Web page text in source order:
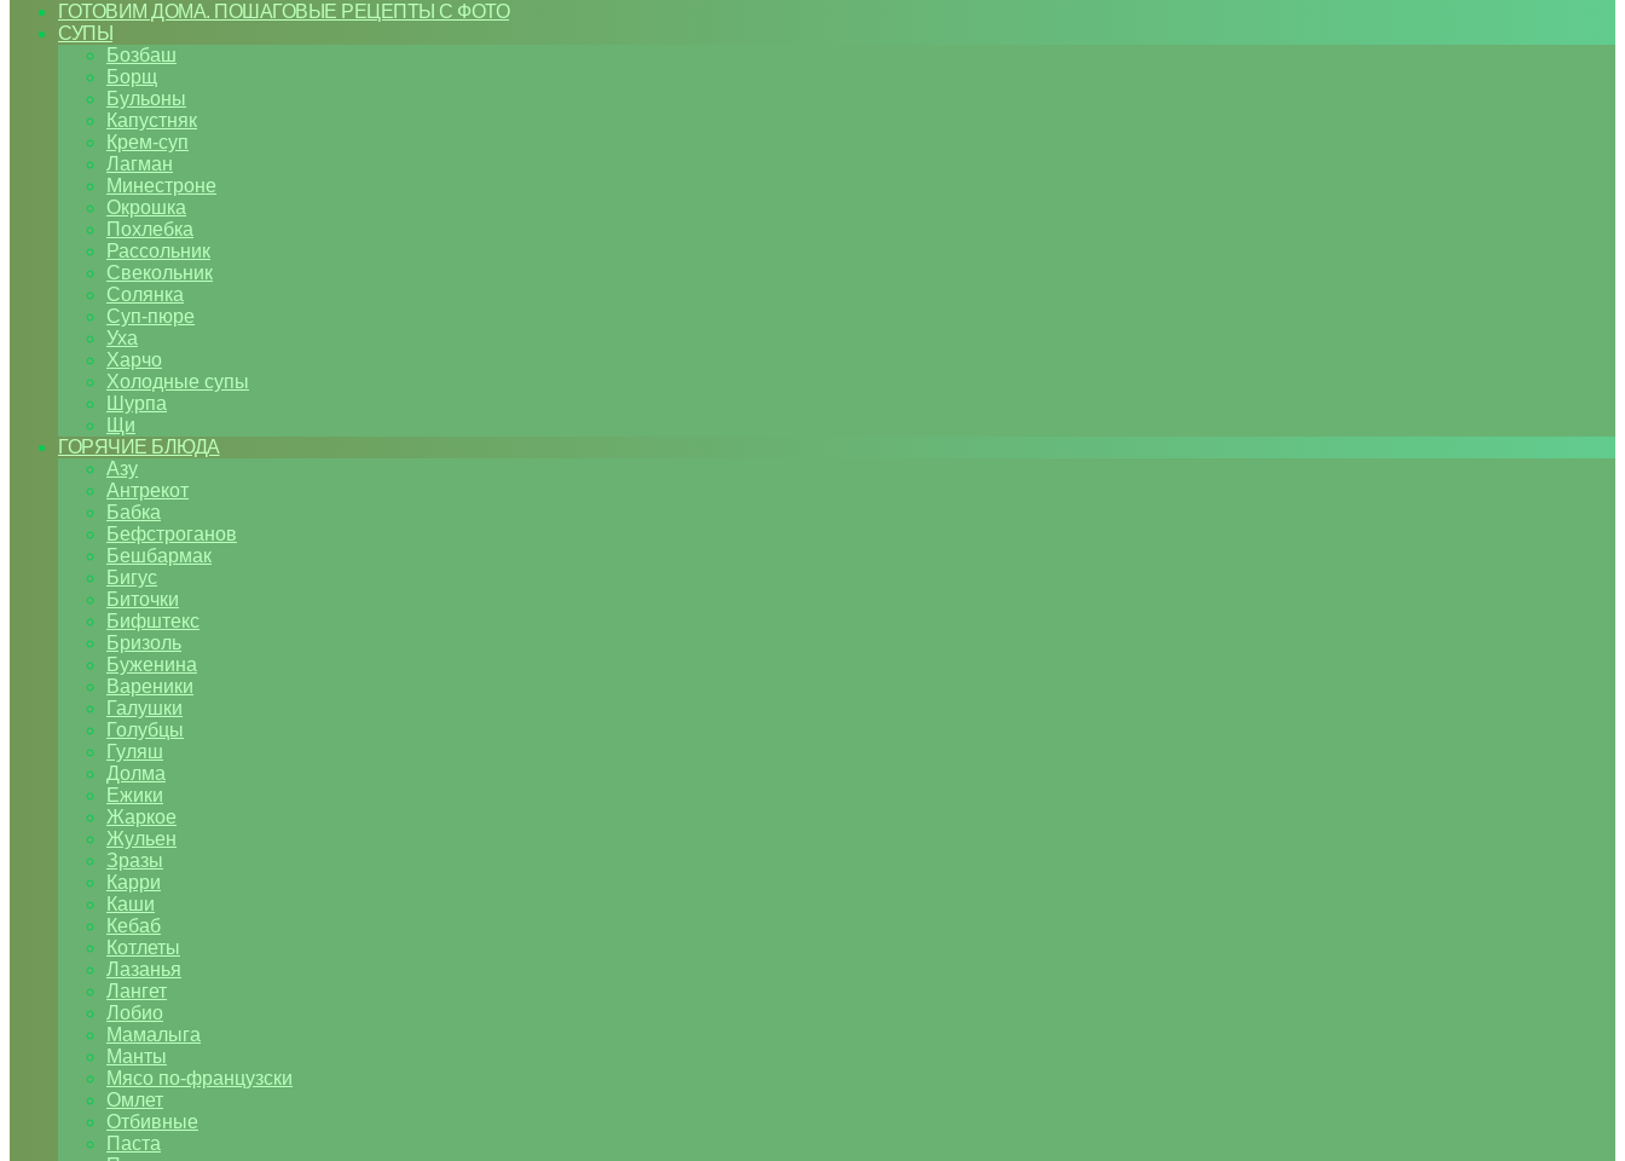
ГОТОВИМ ДОМА. ПОШАГОВЫЕ РЕЦЕПТЫ С ФОТО
СУПЫ
Бозбаш
Борщ
Бульоны
Капустняк
Крем-суп
Лагман
Минестроне
Окрошка
Похлебка
Рассольник
Свекольник
Солянка
Суп-пюре
Уха
Харчо
Холодные супы
Шурпа
Щи
ГОРЯЧИЕ БЛЮДА
Азу
Антрекот
Бабка
Бефстроганов
Бешбармак
Бигус
Биточки
Бифштекс
Бризоль
Буженина
Вареники
Галушки
Голубцы
Гуляш
Долма
Ежики
Жаркое
Жульен
Зразы
Карри
Каши
Кебаб
Котлеты
Лазанья
Лангет
Лобио
Мамалыга
Манты
Мясо по-французски
Омлет
Отбивные
Паста